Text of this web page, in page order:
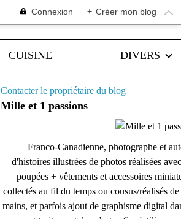
Connexion + Créer mon blog
CUISINE DIVERS
Contacter le propriétaire du blog
Mille et 1 passions
Franco-Canadienne, photographe et
d'histoires illustrées de photos réalisées
poupées + vêtements et accessoires
collectés au fil du temps ou cousus/réalisés de
mains, et parfois ajout de graphisme digital